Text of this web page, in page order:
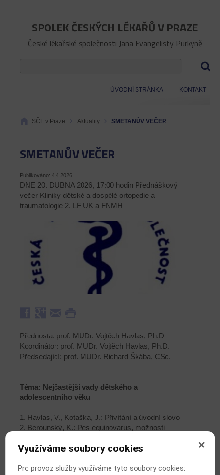
SPOLEK ČESKÝCH LÉKAŘŮ V PRAZE
České lékařské společnosti Jana Evangelisty Purkyně
ÚVODNÍ STRÁNKA KONTAKT
SČL v Praze Aktuality SMETANŮV VEČER
SMETANŮV VEČER
Publikováno: 4.4.2026
DNE 20. DUBNA 2026, 17:00 hodin Přednáškový
večer Kliniky dětské a dospělé ortopedie a
traumatologie 2. LF UK a FNMH
Přednosta: prof. MUDr. Vojtěch Havlas, Ph.D.
Koordinátor: prof. MUDr. Vojtěch Havlas, Ph.D.
Předsedající: prof. MUDr. Richard Škába, CSc.
Téma: Nejčastější vady dětského a
adolescentního věku
1. Havlas, V., Kotaška, J.: Přivítání a úvodní slovo
2. Berounský, K.: Pes equinovarus, možnosti
3. Bespalov, K.: Dětská plochá noha
5. Potfajová, E.: Neurogenní vady nohy a přednoží,
Využíváme soubory cookies
Pro provoz služby využíváme tyto soubory cookies: